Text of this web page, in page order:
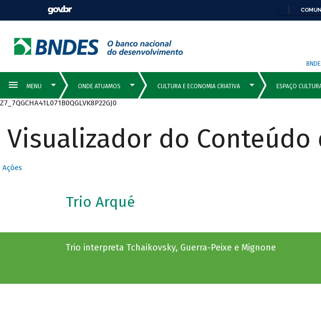
Z7_7QGCHA41L071B0QGLVK8P22GJ0
Visualizador do Conteúdo
Ações
Trio Arqué
Trio interpreta Tchaikovsky, Guerra-Peixe e Mignone